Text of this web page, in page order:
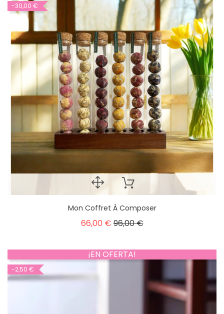
Mon Coffret À Composer
66,00 €96,00 €
-30,00 €
¡EN OFERTA!
-2,50 €